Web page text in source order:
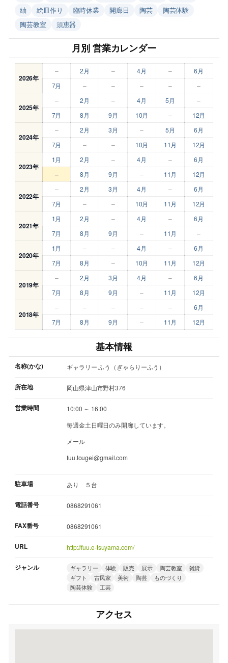
紬
絵皿作り 臨時休業 開廊日 陶芸
陶芸体験
陶芸教室
須恵器
月別 営業カレンダー
2026年
– 2月 – 4月 –
6月
7月
– – – – –
2025年
– 2月 – 4月 5月
–
7月
8月 9月 10月 – 12月
2024年
– 2月 3月 – 5月
6月
7月
– – 10月 11月 12月
2023年
1月 2月 – 4月 – 6月
– 8月 9月 – 11月 12月
2022年
– 2月 3月 4月 –
6月
7月
– – 10月 11月 12月
2021年
1月 2月 – 4月 –
6月
7月
8月 9月 – 11月 –
2020年
1月 – – 4月 –
6月
7月
8月 – 10月 11月 12月
2019年
– 2月 3月 4月 –
6月
7月
8月 9月 – 11月 12月
2018年
– – – – –
6月
7月
8月 9月 – 11月 12月
基本情報
名称(かな) ギャラリー ふう（ぎゃらりーふう）
所在地 岡山県津山市野村376
営業時間
10:00 ～ 16:00
毎週金土日曜日のみ開廊しています。
メール
fuu.tougei@gmail.com
駐車場 あり ５台
電話番号 0868291061
FAX番号 0868291061
URL http://fuu.e-tsuyama.com/
ジャンル ギャラリー 体験 販売 展示 陶芸教室
雑貨
ギフト
古民家 美術 陶芸
ものづくり
陶芸体験
工芸
アクセス